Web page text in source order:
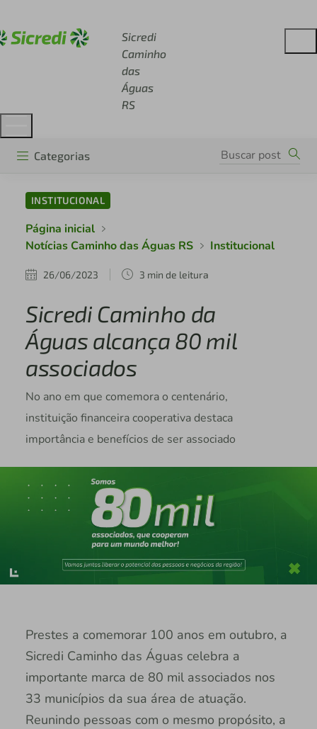
Sicredi
Caminho
das
Águas
RS
Categorias
INSTITUCIONAL
Página inicial
Notícias Caminho das Águas RS
Institucional
26/06/2023 3 min de leitura
Sicredi Caminho da
Águas alcança 80 mil
associados
No ano em que comemora o centenário,
instituição financeira cooperativa destaca
importância e benefícios de ser associado
Prestes a comemorar 100 anos em outubro, a
Sicredi Caminho das Águas celebra a
importante marca de 80 mil associados nos
33 municípios da sua área de atuação.
Reunindo pessoas com o mesmo propósito, a